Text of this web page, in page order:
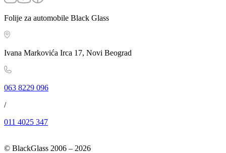
Folije za automobile Black Glass
Ivana Markovića Irca 17, Novi Beograd
063 8229 096
/
011 4025 347
© BlackGlass 2006 – 2026